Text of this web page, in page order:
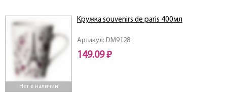
Нет в наличии
Артикул: DM9128
Кружка souvenirs de paris 400мл
149.09 ₽